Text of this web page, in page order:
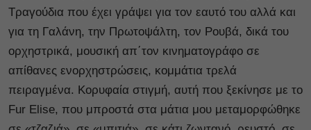
Τραγούδια που έχει γράψει για τον εαυτό του αλλά και
για τη Γαλάνη, την Πρωτοψάλτη, τον Ρουβά, δικά του
ορχηστρικά, μουσική απ΄τον κινηματογράφο σε
απίθανες ενορχηστρώσεις, κομμάτια τρελά
πειραγμένα. Κορυφαία στιγμή, αυτή που ξεκίνησε με το
Fur Elise, που μπροστά στα μάτια μου μεταμορφώθηκε